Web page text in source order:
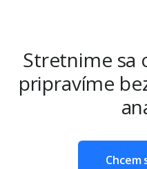
Stretnime sa
pripravíme